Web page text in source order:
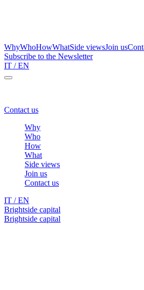
WhyWhoHowWhatSide viewsJoin us
Subscribe to the Newsletter
IT / EN
Contact us
Why
Who
How
What
Side views
Join us
Contact us
IT / EN
Brightside capital
Brightside capital